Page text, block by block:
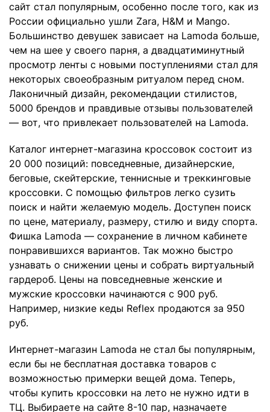
сайт стал популярным, особенно после того, как из
России официально ушли Zara, H&M и Mango.
Большинство девушек зависает на Lamoda больше,
чем на шее у своего парня, а двадцатиминутный
просмотр ленты с новыми поступлениями стал для
некоторых своеобразным ритуалом перед сном.
Лаконичный дизайн, рекомендации стилистов,
5000 брендов и правдивые отзывы пользователей
— вот, что привлекает пользователей на Lamoda.
Каталог интернет-магазина кроссовок состоит из
20 000 позиций: повседневные, дизайнерские,
беговые, скейтерские, теннисные и треккинговые
кроссовки. С помощью фильтров легко сузить
поиск и найти желаемую модель. Доступен поиск
по цене, материалу, размеру, стилю и виду спорта.
Фишка Lamoda — сохранение в личном кабинете
понравившихся вариантов. Так можно быстро
узнавать о снижении цены и собрать виртуальный
гардероб. Цены на повседневные женские и
мужские кроссовки начинаются с 900 руб.
Например, низкие кеды Reflex продаются за 950
руб.
Интернет-магазин Lamoda не стал бы популярным,
если бы не бесплатная доставка товаров с
возможностью примерки вещей дома. Теперь,
чтобы купить кроссовки на лето не нужно идти в
ТЦ. Выбираете на сайте 8-10 пар, назначаете